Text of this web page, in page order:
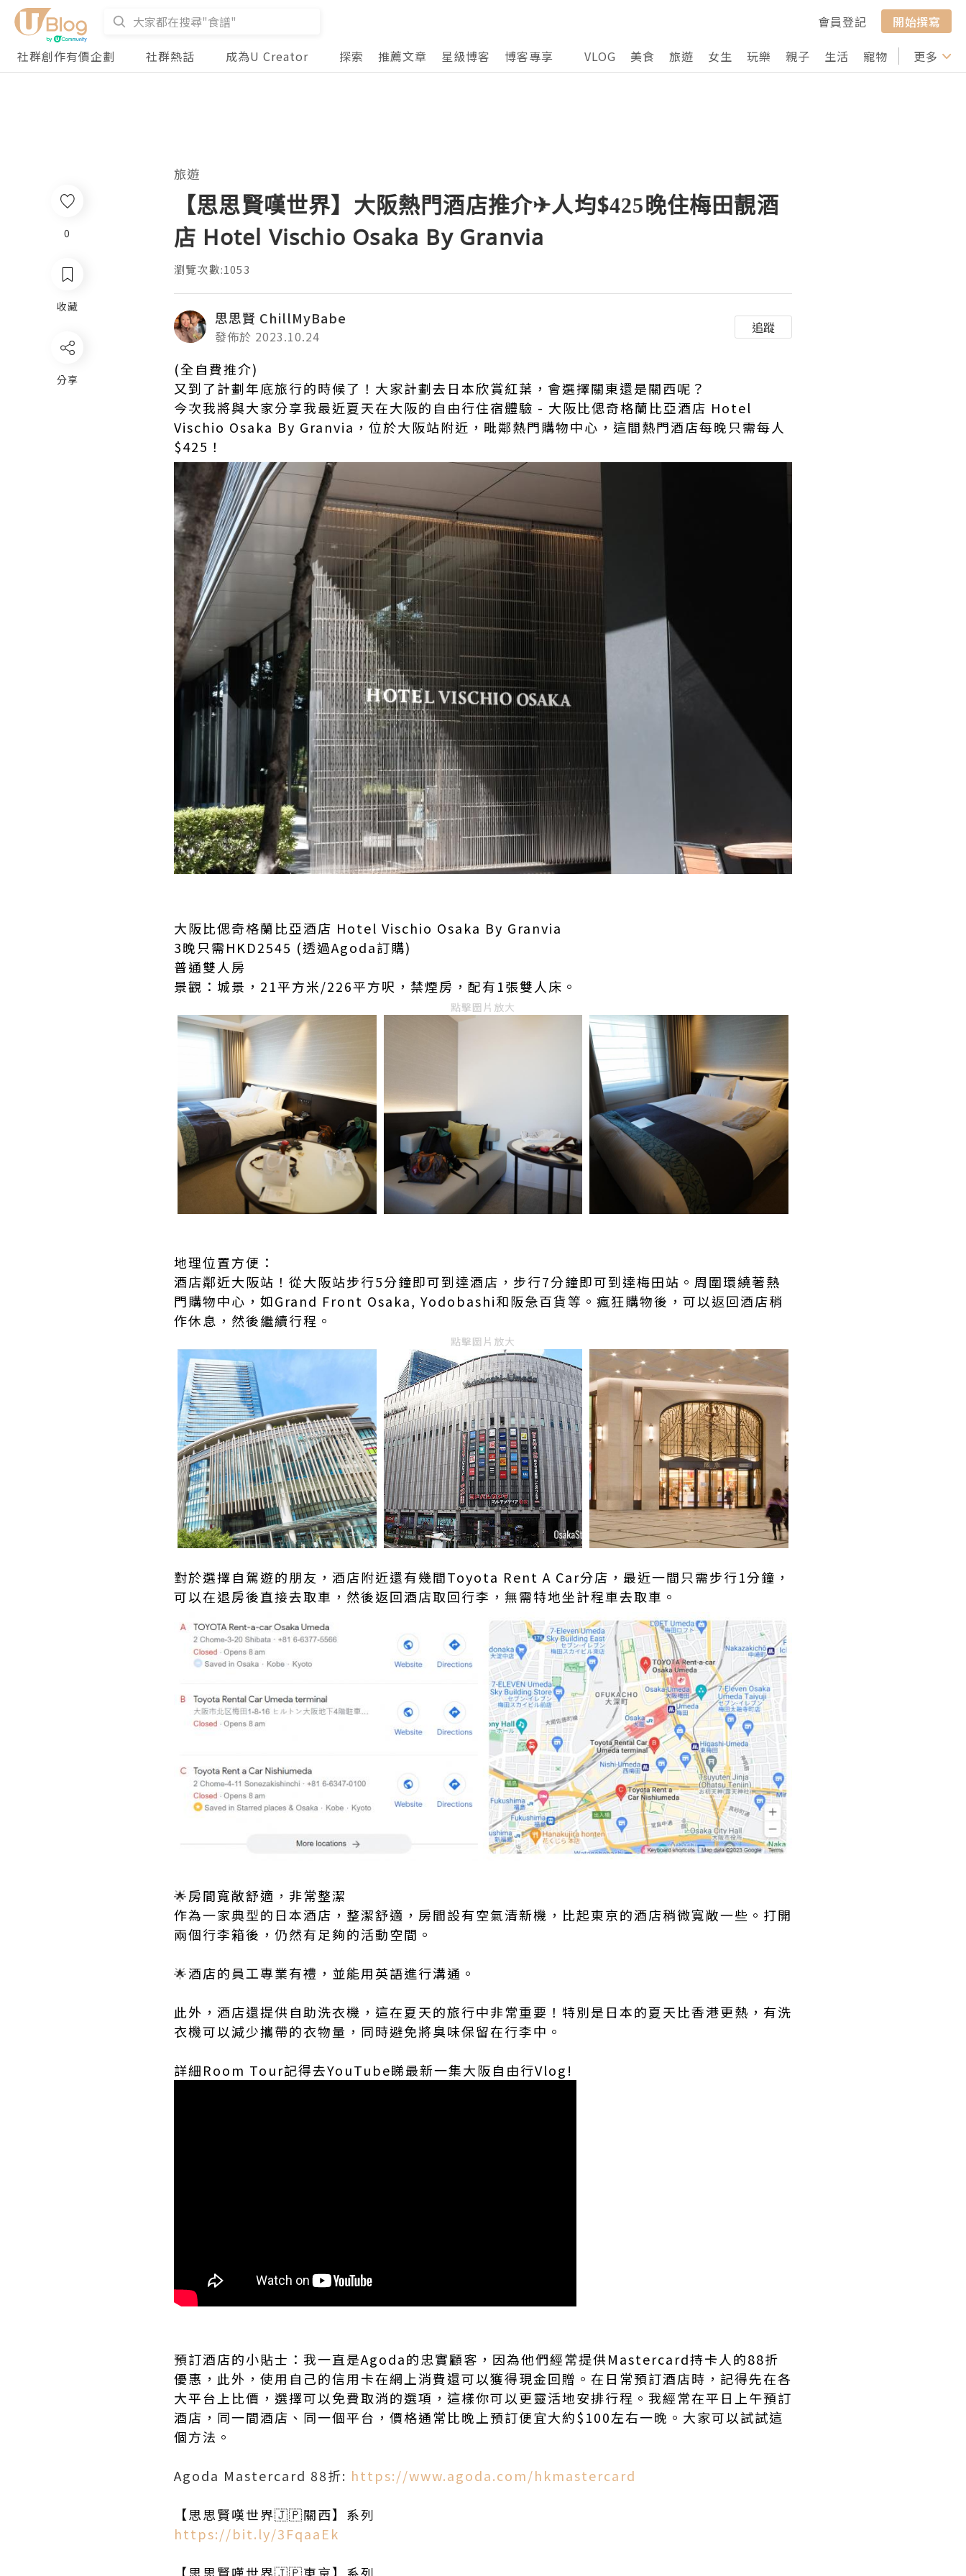
會員登記
開始撰寫
社群創作有價企劃
社群熱話 成為U Creator 探索 推薦文章 星級博客 博客專享 VLOG 美食 旅遊 女生 玩樂 親子 生活 寵物 行山 打卡
更多
0
收藏
分享
旅遊
【思思賢嘆世界】大阪熱門酒店推介✈人均$425晚住梅田靚酒
店 Hotel Vischio Osaka By Granvia
瀏覽次數:1053
思思賢 ChillMyBabe
發佈於 2023.10.24
追蹤
(全自費推介)
又到了計劃年底旅行的時候了！大家計劃去日本欣賞紅葉，會選擇關東還是關西呢？
今次我將與大家分享我最近夏天在大阪的自由行住宿體驗 - 大阪比偲奇格蘭比亞酒店 Hotel
Vischio Osaka By Granvia，位於大阪站附近，毗鄰熱門購物中心，這間熱門酒店每晚只需每人
$425！
大阪比偲奇格蘭比亞酒店 Hotel Vischio Osaka By Granvia
3晚只需HKD2545 (透過Agoda訂購)
普通雙人房
景觀：城景，21平方米/226平方呎，禁煙房，配有1張雙人床。
點擊圖片放大
地理位置方便：
酒店鄰近大阪站！從大阪站步行5分鐘即可到達酒店，步行7分鐘即可到達梅田站。周圍環繞著熱
門購物中心，如Grand Front Osaka, Yodobashi和阪急百貨等。瘋狂購物後，可以返回酒店稍
作休息，然後繼續行程。
點擊圖片放大
對於選擇自駕遊的朋友，酒店附近還有幾間Toyota Rent A Car分店，最近一間只需步行1分鐘，
可以在退房後直接去取車，然後返回酒店取回行李，無需特地坐計程車去取車。
🌟房間寬敞舒適，非常整潔
作為一家典型的日本酒店，整潔舒適，房間設有空氣清新機，比起東京的酒店稍微寬敞一些。打開
兩個行李箱後，仍然有足夠的活動空間。
🌟酒店的員工專業有禮，並能用英語進行溝通。
此外，酒店還提供自助洗衣機，這在夏天的旅行中非常重要！特別是日本的夏天比香港更熱，有洗
衣機可以減少攜帶的衣物量，同時避免將臭味保留在行李中。
詳細Room Tour記得去YouTube睇最新一集大阪自由行Vlog!
預訂酒店的小貼士：我一直是Agoda的忠實顧客，因為他們經常提供Mastercard持卡人的88折
優惠，此外，使用自己的信用卡在網上消費還可以獲得現金回贈。在日常預訂酒店時，記得先在各
大平台上比價，選擇可以免費取消的選項，這樣你可以更靈活地安排行程。我經常在平日上午預訂
酒店，同一間酒店、同一個平台，價格通常比晚上預訂便宜大約$100左右一晚。大家可以試試這
個方法。
Agoda Mastercard 88折: https://www.agoda.com/hkmastercard
【思思賢嘆世界🇯🇵關西】系列
https://bit.ly/3FqaaEk